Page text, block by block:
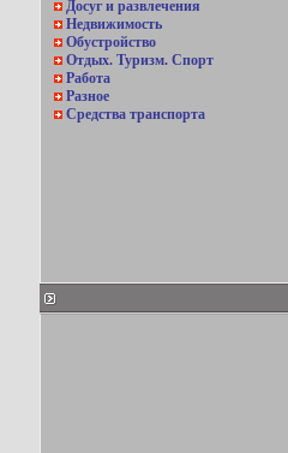
Досуг и развлечения
Недвижимость
Обустройство
Отдых. Туризм. Спорт
Работа
Разное
Средства транспорта